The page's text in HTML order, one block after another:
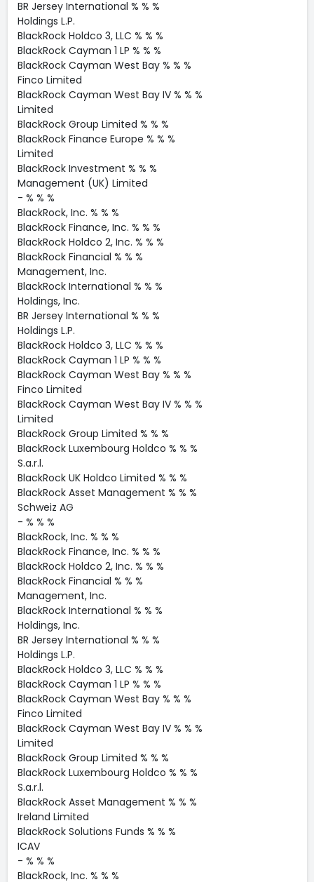
BR Jersey International % % %
Holdings L.P.
BlackRock Holdco 3, LLC % % %
BlackRock Cayman 1 LP % % %
BlackRock Cayman West Bay % % %
Finco Limited
BlackRock Cayman West Bay IV % % %
Limited
BlackRock Group Limited % % %
BlackRock Finance Europe % % %
Limited
BlackRock Investment % % %
Management (UK) Limited
- % % %
BlackRock, Inc. % % %
BlackRock Finance, Inc. % % %
BlackRock Holdco 2, Inc. % % %
BlackRock Financial % % %
Management, Inc.
BlackRock International % % %
Holdings, Inc.
BR Jersey International % % %
Holdings L.P.
BlackRock Holdco 3, LLC % % %
BlackRock Cayman 1 LP % % %
BlackRock Cayman West Bay % % %
Finco Limited
BlackRock Cayman West Bay IV % % %
Limited
BlackRock Group Limited % % %
BlackRock Luxembourg Holdco % % %
S.a.r.l.
BlackRock UK Holdco Limited % % %
BlackRock Asset Management % % %
Schweiz AG
- % % %
BlackRock, Inc. % % %
BlackRock Finance, Inc. % % %
BlackRock Holdco 2, Inc. % % %
BlackRock Financial % % %
Management, Inc.
BlackRock International % % %
Holdings, Inc.
BR Jersey International % % %
Holdings L.P.
BlackRock Holdco 3, LLC % % %
BlackRock Cayman 1 LP % % %
BlackRock Cayman West Bay % % %
Finco Limited
BlackRock Cayman West Bay IV % % %
Limited
BlackRock Group Limited % % %
BlackRock Luxembourg Holdco % % %
S.a.r.l.
BlackRock Asset Management % % %
Ireland Limited
BlackRock Solutions Funds % % %
ICAV
- % % %
BlackRock, Inc. % % %